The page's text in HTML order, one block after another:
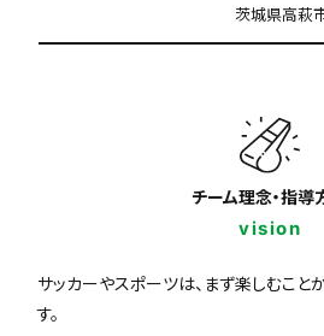
茨城県高萩
チーム理念・指導
vision
サッカーやスポーツは、まず楽しむこと
す。